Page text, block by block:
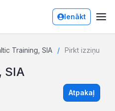
Ienākt
Training, SIA Pirkt izziņu
SIA
Atpakaļ